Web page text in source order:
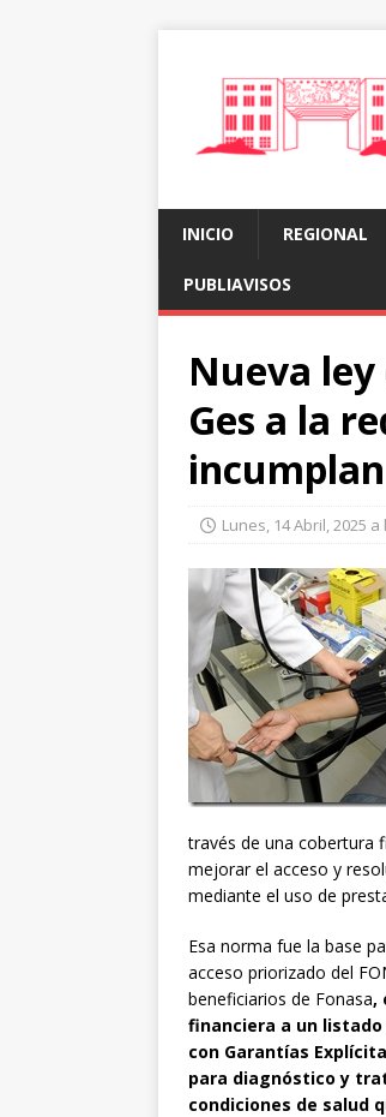
INICIO REGIONAL
PUBLIAVISOS
Nueva
Ges a la
Lunes, 14 Abril, 2025 a
través de una cobertura
mejorar el acceso y
mediante el uso de
Esa norma fue la base
acceso priorizado del
beneficiarios de Fonasa,
financiera a un
con Garantías
para diagnóstico y
condiciones de salud